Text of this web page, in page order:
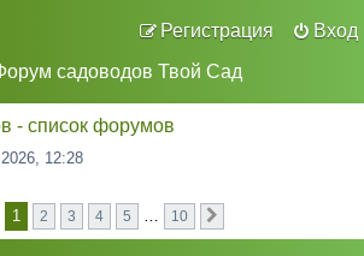
Вход
Регистрация
садоводов Твой Сад
- список форумов
12:28
Страница 1из 10
1 2 3 4 5 … 10